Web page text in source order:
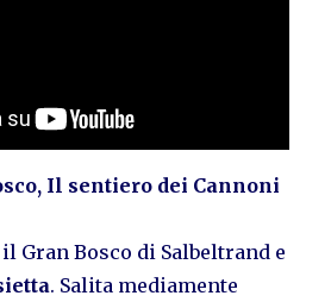
Il sentiero dei Cannoni
Gran Bosco di Salbeltrand e
. Salita mediamente